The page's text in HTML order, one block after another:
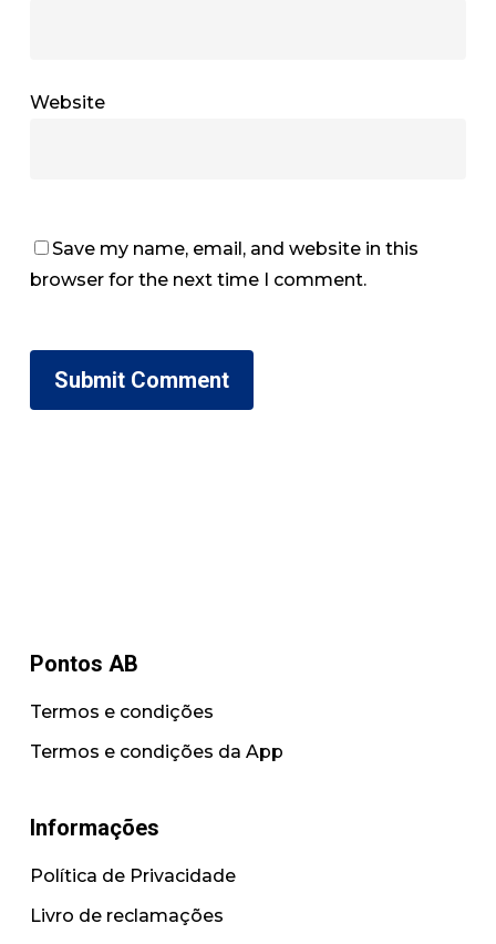
Website
Save my name, email, and website in this
browser for the next time I comment.
Pontos AB
Termos e condições
Termos e condições da App
Informações
Política de Privacidade
Livro de reclamações